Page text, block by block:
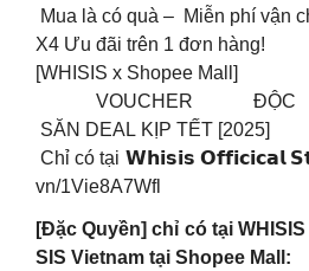
Mua là có quà – Miễn phí vận
X4 Ưu đãi trên 1 đơn hàng!
[WHISIS x Shopee Mall]
VOUCHER
SĂN DEAL KỊP TẾT [2025]
Chỉ có tại 𝗪𝗵𝗶𝘀𝗶𝘀 𝗢𝗳𝗳𝗶𝗰𝗶𝗰𝗮𝗹
vn/1Vie8A7Wfl
[Đặc Quyền] chỉ có tại WHISIS
SIS Vietnam tại Shopee Mall: